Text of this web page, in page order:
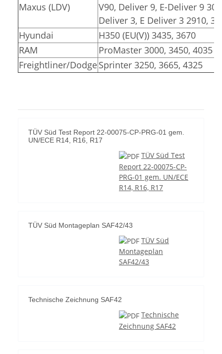
Maxus (LDV)
V90, Deliver 9, E-Deliver 9
Deliver 3, E Deliver 3 2910,
Hyundai
H350 (EU(V)) 3435, 3670
RAM
ProMaster 3000, 3450, 4035
Freightliner/DodgeSprinter 3250, 3665, 4325
TÜV Süd Test Report 22-00075-CP-PRG-01 gem.
UN/ECE R14, R16, R17
TÜV Süd Test
Report 22-00075-CP-
PRG-01 gem. UN/ECE
R14, R16, R17
TÜV Süd Montageplan SAF42/43
TÜV Süd
Montageplan
SAF42/43
Technische Zeichnung SAF42
Technische
Zeichnung SAF42